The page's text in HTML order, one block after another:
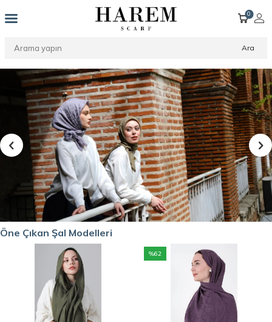
Ara
0
Yeni Sezon SS26
Doğal tonlar, zarif dokular
Öne Çıkan Şal Modelleri
%62